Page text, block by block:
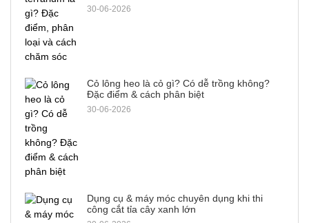
30-06-2026
Cỏ lông heo là cỏ gì? Có dễ trồng không?
Đặc điểm & cách phân biệt
30-06-2026
Dụng cụ & máy móc chuyên dụng khi thi
công cắt tỉa cây xanh lớn